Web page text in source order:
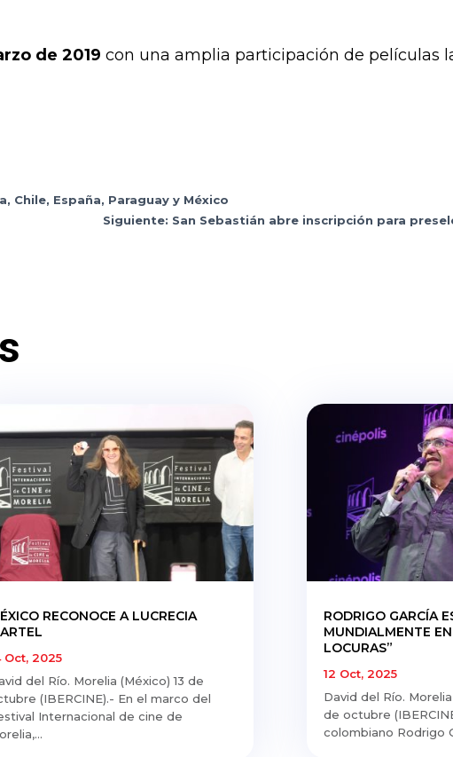
de 2019 con una amplia participación de películas
España, Paraguay y México
Siguiente: San Sebastián abre inscripción para
RECONOCE A LUCRECIA
Oct, 2025
del Río. Morelia (México) 13 de
(IBERCINE).- En el marco del
Internacional de cine de
RODRIGO GARCÍA
MUNDIALMENTE
LOCURAS”
12 Oct, 2025
David del Río. Morelia
de octubre
colombiano Rodrigo